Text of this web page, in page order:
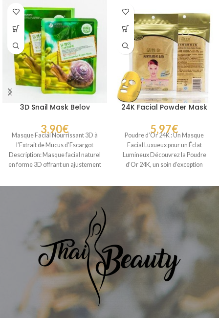
3D Snail Mask Belov
3,90€
Masque Facial Nourrissant 3D à
l’Extrait de Mucus d’Escargot
Description: Masque facial naturel
en forme 3D offrant un ajustement
24K Facial Powder Mask
5,97€
Poudre d’Or 24K : Un Masque
Facial Luxueux pour un Éclat
Lumineux Découvrez la Poudre
d’Or 24K, un soin d’exception